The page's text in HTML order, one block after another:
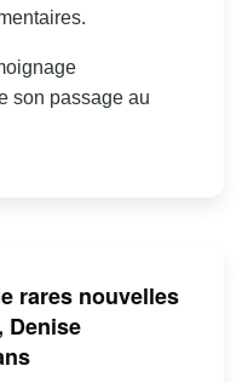
son passage au
rares nouvelles
Denise